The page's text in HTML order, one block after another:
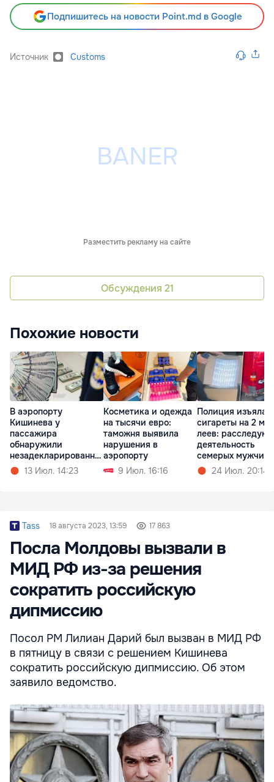
Подпишитесь на новости Point.md в Google
Источник Customs
Разместить рекламу на сайте
Обсуждения 21
Похожие новости
В аэропорту
Кишинева у
пассажира
обнаружили
незадекларированну
ю валюту
13 Июл. 14:23
Косметика и одежда
на тысячи евро:
таможня выявила
нарушения в
аэропорту
9 Июл. 16:16
Полиция изъяла
сигареты на 2 млн
леев: расследуют
деятельность
семерых мужчин
24 Июл. 20:14
Tass 18 августа 2023, 13:59 17 863
Посла Молдовы вызвали в
МИД РФ из-за решения
сократить российскую
дипмиссию
Посол РМ Лилиан Дарий был вызван в МИД РФ
в пятницу в связи с решением Кишинева
сократить российскую дипмиссию. Об этом
заявило ведомство.